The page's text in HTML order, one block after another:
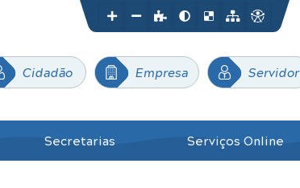
Cidadão Empresa Servidor
Secretarias Serviços Online